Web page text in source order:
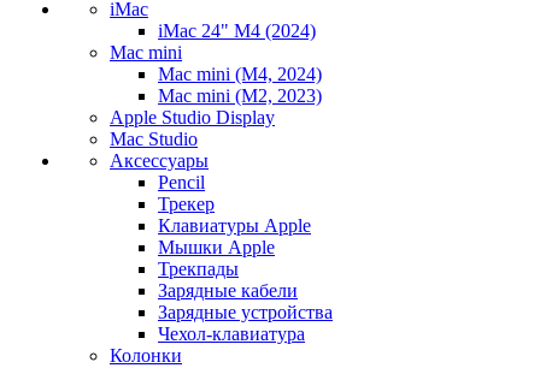
iMac
iMac 24" M4 (2024)
Mac mini
Mac mini (M4, 2024)
Mac mini (M2, 2023)
Apple Studio Display
Mac Studio
Аксессуары
Pencil
Трекер
Клавиатуры Apple
Мышки Apple
Трекпады
Зарядные кабели
Зарядные устройства
Чехол-клавиатура
Колонки